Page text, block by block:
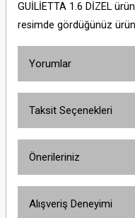
GUİLİETTA 1.6 DİZEL
resimde gördüğünüz
Yorumlar
Taksit Seçenekleri
Önerileriniz
yetersiz gördüğünüz
Alışveriş Deneyimi